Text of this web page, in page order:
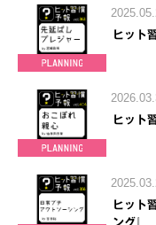
ヒット
ヒット
ヒット